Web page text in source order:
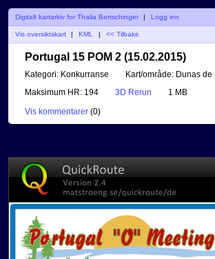
Digitalt kartarkiv for Thalia Bertschinger | Logg inn
Vis oversiktskart KML << Tilbake
Portugal 15 POM 2 (15.02.2015)
Kategori: Konkurranse Kart/område: Dunas de
Maksimum HR: 194 3D Rerun
1 MB
Vis kommentarer (0)